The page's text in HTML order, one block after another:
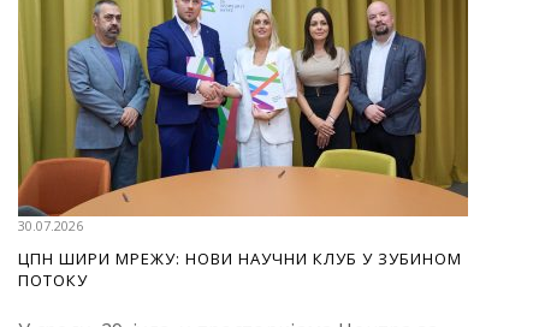
30.07.2026
ЦПН ШИРИ МРЕЖУ: НОВИ НАУЧНИ КЛУБ У ЗУБИНОМ
ПОТОКУ